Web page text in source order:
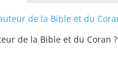
de la Bible et du Coran ?